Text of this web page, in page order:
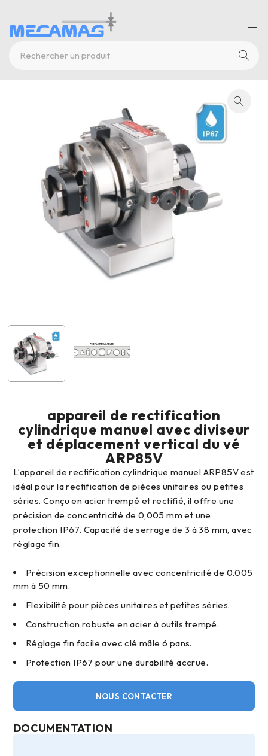
appareil de rectification
cylindrique manuel avec diviseur
et déplacement vertical du vé
ARP85V
L’appareil de rectification cylindrique manuel ARP85V est
idéal pour la rectification de pièces unitaires ou petites
séries. Conçu en acier trempé et rectifié, il offre une
précision de concentricité de 0,005 mm et une
protection IP67. Capacité de serrage de 3 à 38 mm, avec
réglage fin.
Précision exceptionnelle avec concentricité de 0.005
mm à 50 mm.
Flexibilité pour pièces unitaires et petites séries.
Construction robuste en acier à outils trempé.
Réglage fin facile avec clé mâle 6 pans.
Protection IP67 pour une durabilité accrue.
NOUS CONTACTER
DOCUMENTATION